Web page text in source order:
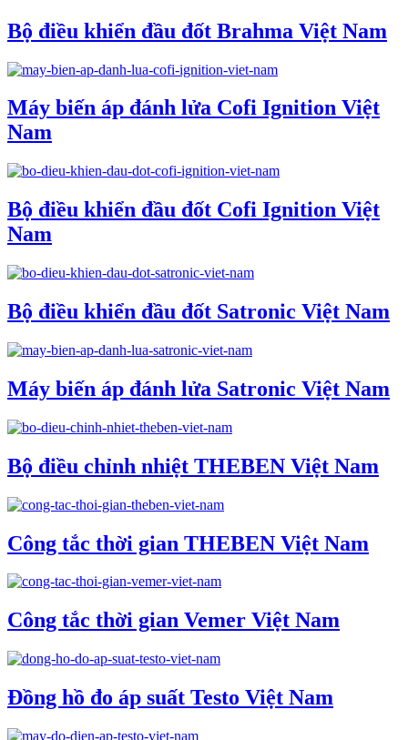
Bộ điều khiển đầu đốt Brahma Việt Nam
Máy biến áp đánh lửa Cofi Ignition Việt
Nam
Bộ điều khiển đầu đốt Cofi Ignition Việt
Nam
Bộ điều khiển đầu đốt Satronic Việt Nam
Máy biến áp đánh lửa Satronic Việt Nam
Bộ điều chỉnh nhiệt THEBEN Việt Nam
Công tắc thời gian THEBEN Việt Nam
Công tắc thời gian Vemer Việt Nam
Đồng hồ đo áp suất Testo Việt Nam